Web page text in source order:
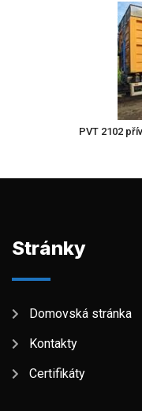
PVT 2102
Stránky
Domovská stránka
Kontakty
Certifikáty